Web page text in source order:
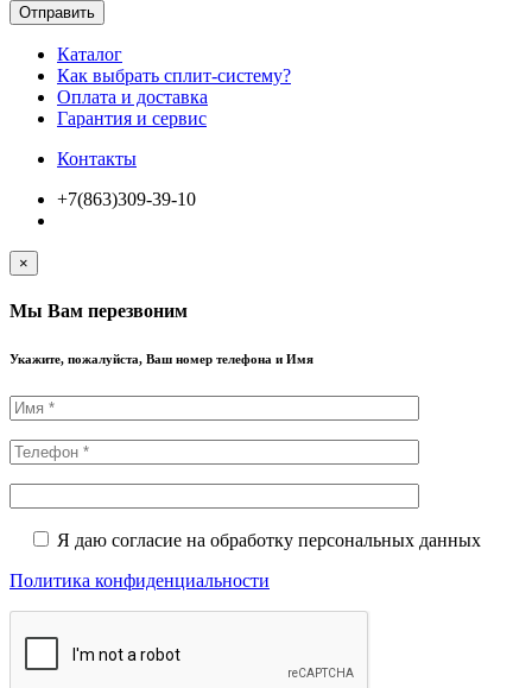
Каталог
Как выбрать сплит-систему?
Оплата и доставка
Гарантия и сервис
Контакты
+7(863)309-39-10
×
Мы Вам перезвоним
Укажите, пожалуйста, Ваш номер телефона и Имя
Я даю согласие на обработку персональных данных
Политика конфиденциальности